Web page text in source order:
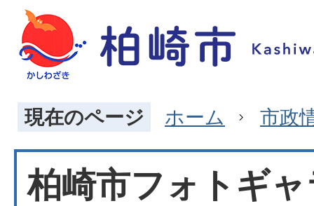
現在のページ ホーム 市政
柏崎市フォトギ